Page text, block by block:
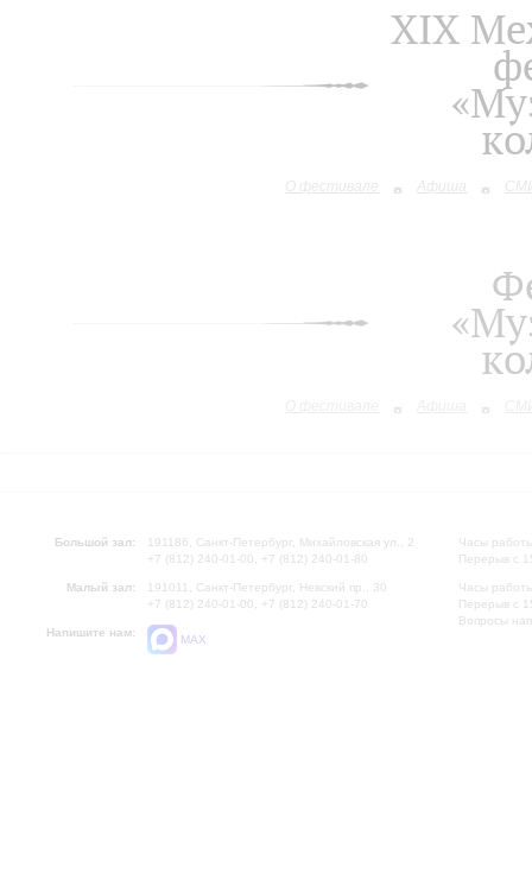
XIХ
О фестивале Афиша
Большой зал:
191186, Санкт-Петербург, Михайловская ул., 2
+7 (812) 240-01-00, +7 (812) 240-01-80
Малый зал:
191011, Санкт-Петербург, Невский пр., 30
+7 (812) 240-01-00, +7 (812) 240-01-70
Напишите нам:
MAX
Часы
Перерыв с
Часы
Перерыв с
Вопросы